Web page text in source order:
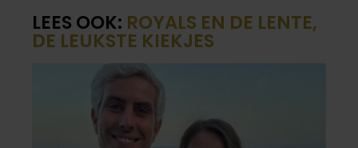
LEES OOK: ROYALS EN DE LENTE,
DE LEUKSTE KIEKJES